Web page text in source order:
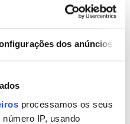
dos anúncios
processamos os seus
IP, usando